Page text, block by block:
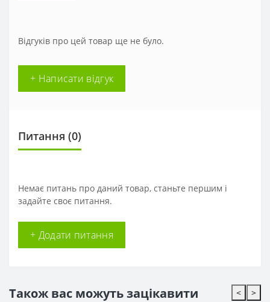
Відгуків про цей товар ще не було.
+ Написати відгук
Питання (0)
Немає питань про даний товар, станьте першим і
задайте своє питання.
+ Додати питання
Також вас можуть зацікавити < >